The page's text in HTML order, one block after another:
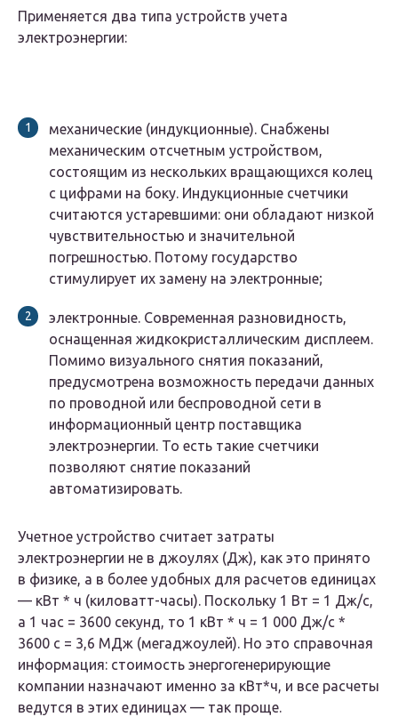
Применяется два типа устройств учета
электроэнергии:
механические (индукционные). Снабжены
механическим отсчетным устройством,
состоящим из нескольких вращающихся колец
с цифрами на боку. Индукционные счетчики
считаются устаревшими: они обладают низкой
чувствительностью и значительной
погрешностью. Потому государство
стимулирует их замену на электронные;
электронные. Современная разновидность,
оснащенная жидкокристаллическим дисплеем.
Помимо визуального снятия показаний,
предусмотрена возможность передачи данных
по проводной или беспроводной сети в
информационный центр поставщика
электроэнергии. То есть такие счетчики
позволяют снятие показаний
автоматизировать.
Учетное устройство считает затраты
электроэнергии не в джоулях (Дж), как это принято
в физике, а в более удобных для расчетов единицах
— кВт * ч (киловатт-часы). Поскольку 1 Вт = 1 Дж/с,
а 1 час = 3600 секунд, то 1 кВт * ч = 1 000 Дж/с *
3600 с = 3,6 МДж (мегаджоулей). Но это справочная
информация: стоимость энергогенерирующие
компании назначают именно за кВт*ч, и все расчеты
ведутся в этих единицах — так проще.